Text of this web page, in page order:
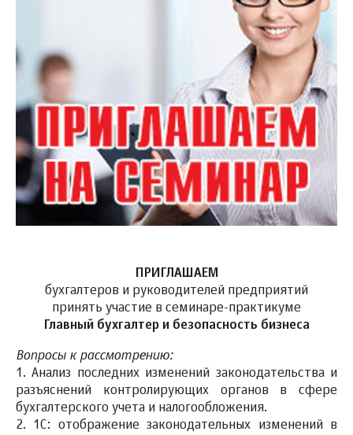
ПРИГЛАШАЕМ
бухгалтеров и руководителей предприятий
принять участие в семинаре-практикуме
Главный бухгалтер и безопасность бизнеса
Вопросы к рассмотрению:
1. Анализ последних изменений законодательства и
разъяснений контролирующих органов в сфере
бухгалтерского учета и налогообложения.
2. 1С: отображение законодательных изменений в